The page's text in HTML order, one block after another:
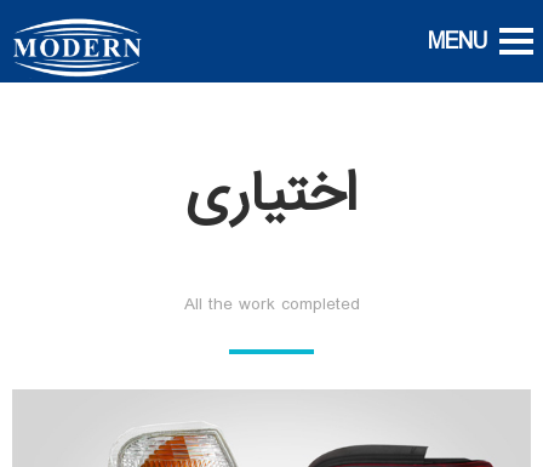
اختیاری
All the work completed